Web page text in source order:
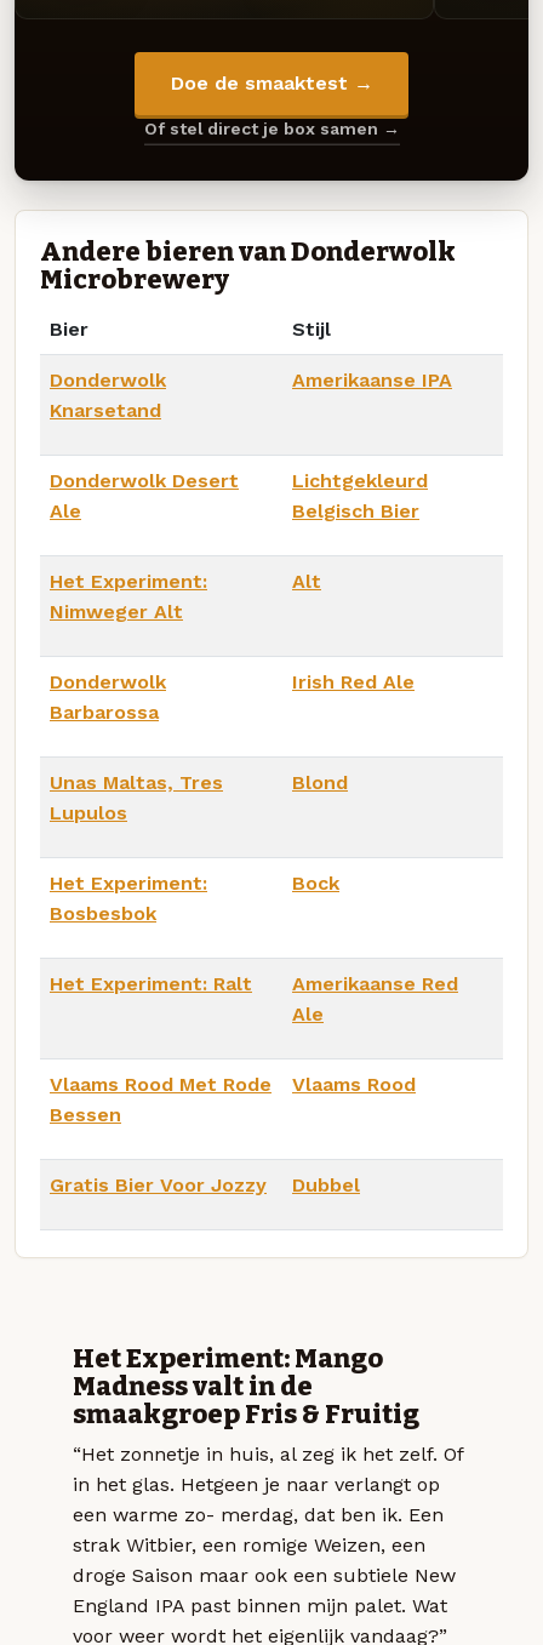
Doe de smaaktest →
Of stel direct je box samen →
Andere bieren van Donderwolk
Microbrewery
Bier Stijl
Donderwolk
Knarsetand
Amerikaanse IPA
Donderwolk Desert
Ale
Lichtgekleurd
Belgisch Bier
Het Experiment:
Nimweger Alt
Alt
Donderwolk
Barbarossa
Irish Red Ale
Unas Maltas, Tres
Lupulos
Blond
Het Experiment:
Bosbesbok
Bock
Het Experiment: Ralt
Amerikaanse Red
Ale
Vlaams Rood Met Rode
Bessen
Vlaams Rood
Gratis Bier Voor Jozzy Dubbel
Het Experiment: Mango
Madness valt in de
smaakgroep Fris & Fruitig
“Het zonnetje in huis, al zeg ik het zelf. Of
in het glas. Hetgeen je naar verlangt op
een warme zo- merdag, dat ben ik. Een
strak Witbier, een romige Weizen, een
droge Saison maar ook een subtiele New
England IPA past binnen mijn palet. Wat
voor weer wordt het eigenlijk vandaag?”